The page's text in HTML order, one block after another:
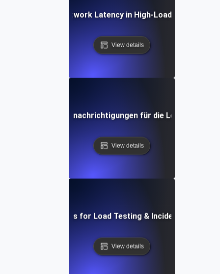
Debugging Network Latency in High-Load
View details
Stichwortbenachrichtigungen für die Leistung von
View details
Essential Metrics for Load Testing & Incident
View details